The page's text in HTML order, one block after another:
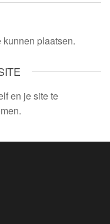
plaatsen.
en je site te